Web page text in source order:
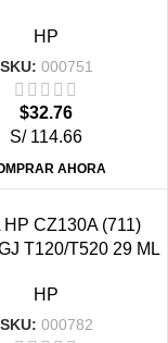
HP
SKU: 000751
$32.76
S/ 114.66
AHORA
HP CZ130A (711)
T120/T520 29 ML
HP
SKU: 000782